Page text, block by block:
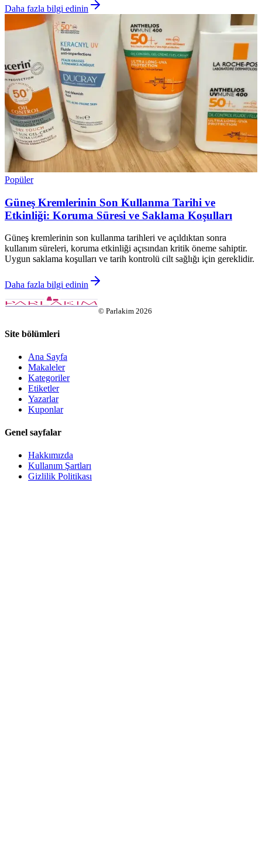
Daha fazla bilgi edinin
Popüler
Güneş Kremlerinin Son Kullanma Tarihi ve
Etkinliği: Koruma Süresi ve Saklama Koşulları
Güneş kremlerinin son kullanma tarihleri ve açıldıktan sonra
kullanım süreleri, koruma etkinliği açısından kritik öneme sahiptir.
Uygun saklama koşulları ve tarih kontrolü cilt sağlığı için gereklidir.
Daha fazla bilgi edinin
© Parlakim 2026
Site bölümleri
Ana Sayfa
Makaleler
Kategoriler
Etiketler
Yazarlar
Kuponlar
Genel sayfalar
Hakkımızda
Kullanım Şartları
Gizlilik Politikası